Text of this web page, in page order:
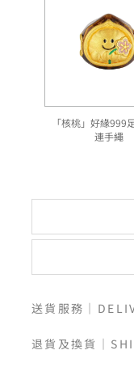
「核桃」好緣999
連手繩
送貨服務｜
退貨及換貨｜